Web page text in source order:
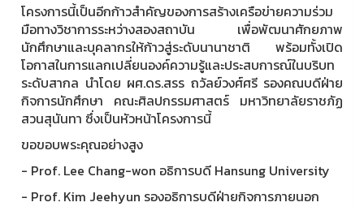
โครงการนี้เป็นอีกก้าวสำคัญของการสร้างเครือข่ายความร่วม
มือทางวิชาการระหว่างสองสถาบัน เพื่อพัฒนาศักยภาพ
นักศึกษาและบุคลากรให้ก้าวสู่ระดับนานาชาติ พร้อมทั้งเปิด
โอกาสในการแลกเปลี่ยนองค์ความรู้และประสบการณ์ในบริบท
ระดับสากล นำโดย ผศ.ดร.สรร ถวัลย์วงศ์ศรี รองคณบดีฝ่าย
กิจการนักศึกษา คณะศิลปกรรมศาสตร์ มหาวิทยาลัยราชภัฏ
สวนสุนันทา ซึ่งเป็นหัวหน้าโครงการนี้
ขอขอบพระคุณอย่างสูง
- Prof. Lee Chang-won อธิการบดี Hansung University
- Prof. Kim Jeehyun รองอธิการบดีฝ่ายกิจการภายนอก